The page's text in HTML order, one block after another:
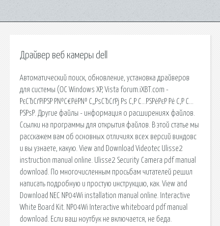
Драйвер веб камеры dell
Автоматический поиск, обновление, установка драйверов
для системы (ОС Windows XP, Vista forum.iXBT.com -
РєСЂСѓРїРЅР Р№С€РёР№ С„РѕСЂСѓРј Рѕ С‚Р С…РЅРёРєР Рё С‚Р С…
РЅРѕР. Другие файлы - информация о расширениях файлов.
Ссылки на программы для открытия файлов. В этой статье мы
расскажем вам об основных отличиях всех версий виндовс
и вы узнаете, какую. View and Download Videotec Ulisse2
instruction manual online. Ulisse2 Security Camera pdf manual
download. По многочисленным просьбам читателей решил
написать подробную и простую инструкцию, как. View and
Download NEC NP04Wi installation manual online. Interactive
White Board Kit. NP04Wi Interactive whiteboard pdf manual
download. Если ваш ноутбук не включается, не беда.